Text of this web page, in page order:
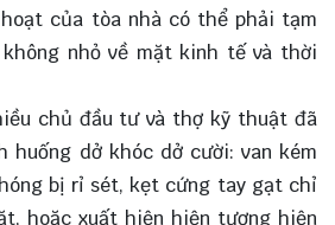
của tòa nhà có thể phải tạm
nhỏ về mặt kinh tế và thời
chủ đầu tư và thợ kỹ thuật đã
huống dở khóc dở cười: van kém
bị rỉ sét, kẹt cứng tay gạt chỉ
hoặc xuất hiện hiện tượng hiện